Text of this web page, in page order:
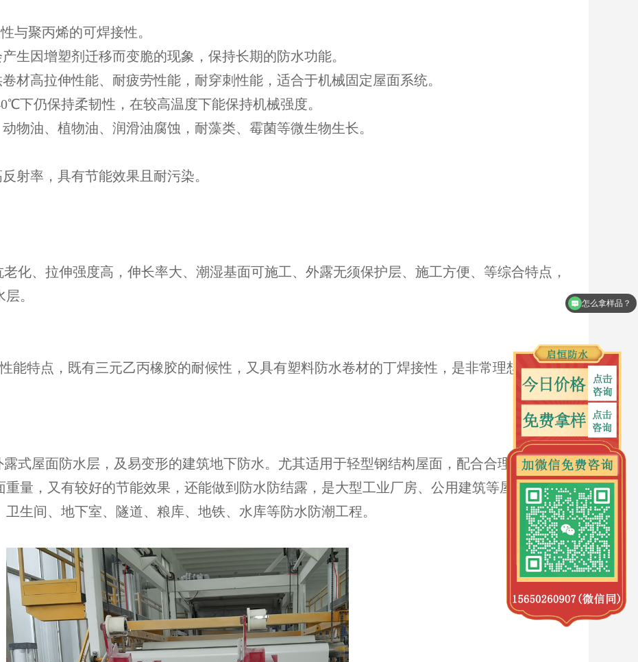
与聚丙烯的可焊接性。
生因增塑剂迁移而变脆的现象，保持长期的防水功能。
材高拉伸性能、耐疲劳性能，耐穿刺性能，适合于机械固定屋面系统。
下仍保持柔韧性，在较高温度下能保持机械强度。
物油、植物油、润滑油腐蚀，耐藻类、霉菌等微生物生长。
射率，具有节能效果且耐污染。
化、拉伸强度高，伸长率大、潮湿基面可施工、外露无须保护层、施工方便、等综合特点，
。
能特点，既有三元乙丙橡胶的耐候性，又具有塑料防水卷材的丁焊接性，是非常理想的新型
式屋面防水层，及易变形的建筑地下防水。尤其适用于轻型钢结构屋面，配合合理的层次设
量，又有较好的节能效果，还能做到防水防结露，是大型工业厂房、公用建筑等屋面的主要
生间、地下室、隧道、粮库、地铁、水库等防水防潮工程。
怎么拿样品？